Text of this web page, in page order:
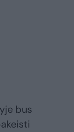
bus